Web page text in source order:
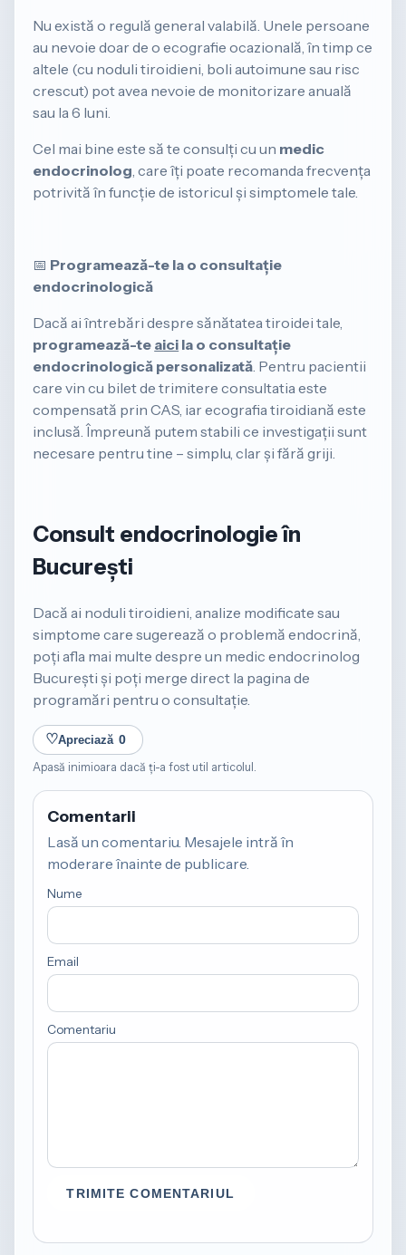
​Nu există o regulă general valabilă. Unele persoane
au nevoie doar de o ecografie ocazională, în timp ce
altele (cu noduli tiroidieni, boli autoimune sau risc
crescut) pot avea nevoie de monitorizare anuală
sau la 6 luni.
​Cel mai bine este să te consulți cu un medic
endocrinolog, care îți poate recomanda frecvența
potrivită în funcție de istoricul și simptomele tale.
​📅 Programează-te la o consultație
endocrinologică
​Dacă ai întrebări despre sănătatea tiroidei tale,
programează-te aici la o consultație
endocrinologică personalizată. Pentru pacientii
care vin cu bilet de trimitere consultatia este
compensată prin CAS, iar ecografia tiroidiană este
inclusă. Împreună putem stabili ce investigații sunt
necesare pentru tine – simplu, clar și fără griji.
Consult endocrinologie în
București
Dacă ai noduli tiroidieni, analize modificate sau
simptome care sugerează o problemă endocrină,
poți afla mai multe despre un medic endocrinolog
București și poți merge direct la pagina de
programări pentru o consultație.
♡Apreciază 0
Apasă inimioara dacă ți-a fost util articolul.
Comentarii
Lasă un comentariu. Mesajele intră în
moderare înainte de publicare.
Nume
Email
Comentariu
TRIMITE COMENTARIUL